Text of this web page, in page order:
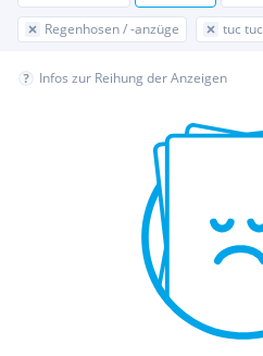
Regenhosen / -anzüge tuc tuc
Infos zur Reihung der Anzeigen